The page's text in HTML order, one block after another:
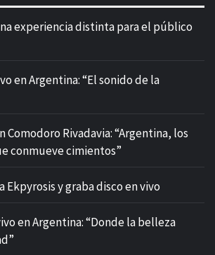
experiencia distinta para el público
en Argentina: “El sonido de la
Comodoro Rivadavia: “Argentina, los
conmueve cimientos”
Ekpyrosis y graba disco en vivo
en Argentina: “Donde la belleza